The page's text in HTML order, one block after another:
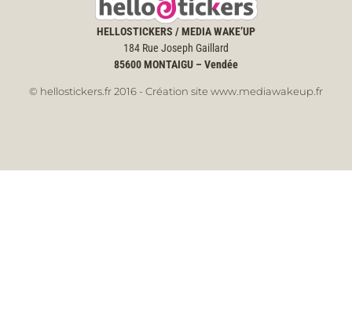
HELLOSTICKERS / MEDIA WAKE’UP
184 Rue Joseph Gaillard
85600MONTAIGU – Vendée
© hellostickers.fr 2016 - Création site www.mediawakeup.fr